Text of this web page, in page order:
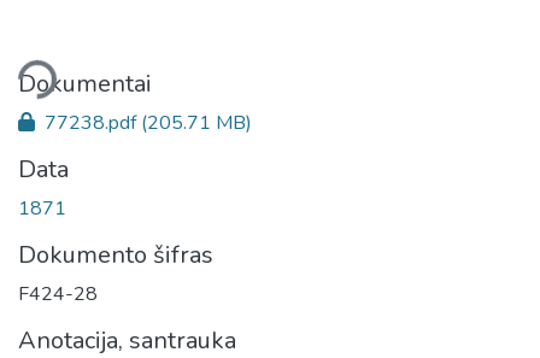
Dokumentai
77238.pdf(205.71 MB)
Data
1871
Dokumento šifras
F424-28
Anotacija, santrauka